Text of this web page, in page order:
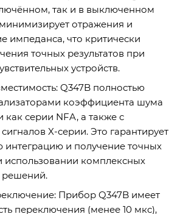
так и в выключенном
отражения и
импеданса, что критически
точных результатов при
устройств.
Q347B полностью
коэффициента шума
как серии NFA, а также с
X-серии. Это гарантирует
и получение точных
использовании комплексных
решений.
Прибор Q347B имеет
переключения (менее 10 мкс),